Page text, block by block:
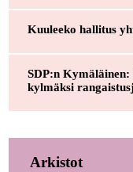
Kuuleeko hallitus
SDP:n
kylmäksi
Arkistot